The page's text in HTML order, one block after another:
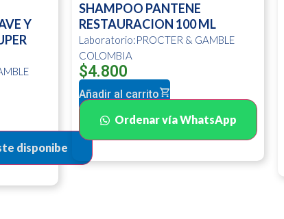
Y
SHAMPOO PANTENE
RESTAURACION 100 ML
Laboratorio:PROCTER & GAMBLE
COLOMBIA
$4.800
Añadir al carrito
Ordenar vía WhatsApp